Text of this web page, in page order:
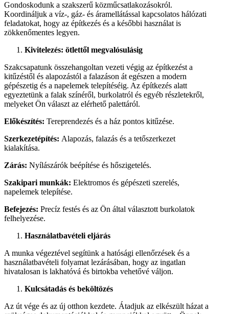
Gondoskodunk a szakszerű közműcsatlakozásokról.
Koordináljuk a víz-, gáz- és áramellátással kapcsolatos hálózati
feladatokat, hogy az építkezés és a későbbi használat is
zökkenőmentes legyen.
Kivitelezés: ötlettől megvalósulásig
Szakcsapatunk összehangoltan vezeti végig az építkezést a
kitűzéstől és alapozástól a falazáson át egészen a modern
gépészetig és a napelemek telepítéséig. Az építkezés alatt
egyeztetünk a falak színéről, burkolatról és egyéb részletekről,
melyeket Ön választ az elérhető palettáról.
Előkészítés: Tereprendezés és a ház pontos kitűzése.
Szerkezetépítés: Alapozás, falazás és a tetőszerkezet
kialakítása.
Zárás: Nyílászárók beépítése és hőszigetelés.
Szakipari munkák: Elektromos és gépészeti szerelés,
napelemek telepítése.
Befejezés: Precíz festés és az Ön által választott burkolatok
felhelyezése.
Használatbavételi eljárás
A munka végeztével segítünk a hatósági ellenőrzések és a
használatbavételi folyamat lezárásában, hogy az ingatlan
hivatalosan is lakhatóvá és birtokba vehetővé váljon.
Kulcsátadás és beköltözés
Az út vége és az új otthon kezdete. Átadjuk az elkészült házat a